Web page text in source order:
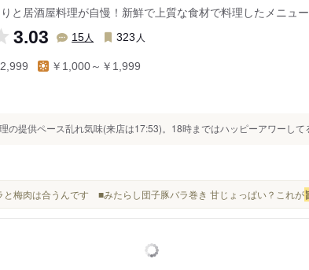
と居酒屋料理が自慢！新鮮で上質な食材で料理したメニュ
3.03 15人 323 人
￥1,000～￥1,999
の提供ペース乱れ気味(来店は17:53)。18時まではハッピーアワーして
梅肉は合うんです ■みたらし団子豚バラ巻き 甘じょっぱい？これが